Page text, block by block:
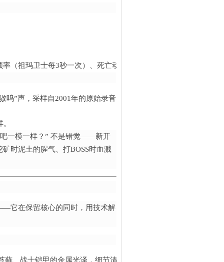
（祖玛卫士每3秒一次）、死亡动画（沃玛卫士倒地时盾牌滚出3
呜”声，采样自2001年的原始录音；
吧一模一样？” 不是错觉——新开
时泥土的腥气、打BOSS时血溅
它在保留核心的同时，用技术解
、战士铠甲的金属光泽，细节清晰到能数清纹理）；